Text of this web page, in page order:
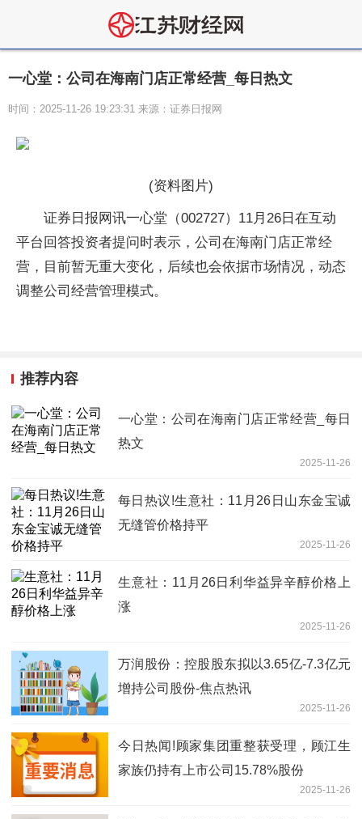
一心堂：公司在海南门店正常经营_每日热文
时间：2025-11-26 19:23:31 来源：证券日报网
(资料图片)
证券日报网讯一心堂（002727）11月26日在互动
平台回答投资者提问时表示，公司在海南门店正常经
营，目前暂无重大变化，后续也会依据市场情况，动态
调整公司经营管理模式。
推荐内容
一心堂：公司在海南门店正常经营_每日
热文
2025-11-26
每日热议!生意社：11月26日山东金宝诚
无缝管价格持平
2025-11-26
生意社：11月26日利华益异辛醇价格上
涨
2025-11-26
万润股份：控股股东拟以3.65亿-7.3亿元
增持公司股份-焦点热讯
2025-11-26
今日热闻!顾家集团重整获受理，顾江生
家族仍持有上市公司15.78%股份
2025-11-26